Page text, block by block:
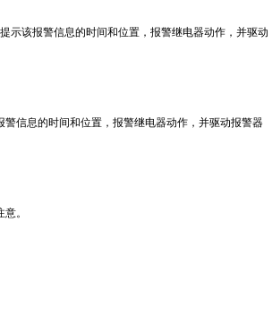
示该报警信息的时间和位置，报警继电器动作，并驱动
信息的时间和位置，报警继电器动作，并驱动报警器
。